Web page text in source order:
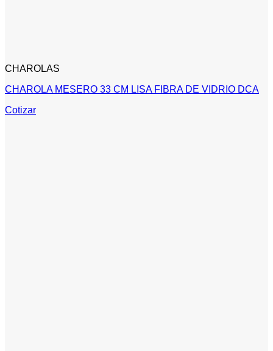
CHAROLAS
CHAROLA MESERO 33 CM LISA FIBRA DE VIDRIO DCA
Cotizar